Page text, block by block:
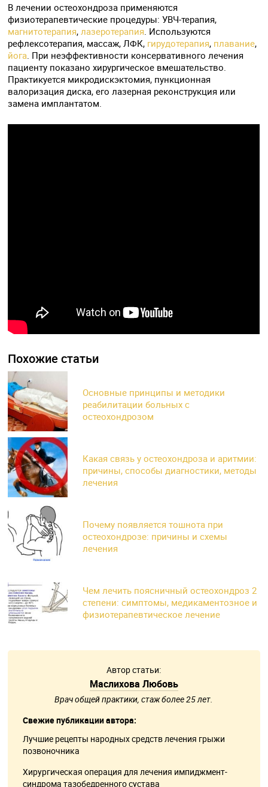
В лечении остеохондроза применяются
физиотерапевтические процедуры: УВЧ-терапия,
магнитотерапия, лазеротерапия . Используются
рефлексотерапия, массаж, ЛФК, гирудотерапия, плавание,
йога . При неэффективности консервативного лечения
пациенту показано хирургическое вмешательство.
Практикуется микродискэктомия, пункционная
валоризация диска, его лазерная реконструкция или
замена имплантатом.
Похожие статьи
Основные принципы и методики
реабилитации больных с
остеохондрозом
Какая связь у остеохондроза и аритмии:
причины, способы диагностики, методы
лечения
Почему появляется тошнота при
остеохондрозе: причины и схемы
лечения
Чем лечить поясничный остеохондроз 2
степени: симптомы, медикаментозное и
физиотерапевтическое лечение
Автор статьи:
Маслихова Любовь
Врач общей практики, стаж более 25 лет.
Свежие публикации автора:
Лучшие рецепты народных средств лечения грыжи
позвоночника
Хирургическая операция для лечения импиджмент-
синдрома тазобедренного сустава